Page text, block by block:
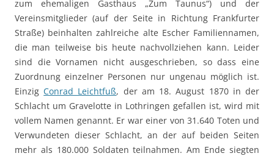
zum ehemaligen Gasthaus „Zum Taunus“) und der
Vereinsmitglieder (auf der Seite in Richtung Frankfurter
Straße) beinhalten zahlreiche alte Escher Familiennamen,
die man teilweise bis heute nachvollziehen kann. Leider
sind die Vornamen nicht ausgeschrieben, so dass eine
Zuordnung einzelner Personen nur ungenau möglich ist.
EinzigConrad Leichtfuß, der am 18. August 1870 in der
Schlacht um Gravelotte in Lothringen gefallen ist, wird mit
vollem Namen genannt. Er war einer von 31.640 Toten und
Verwundeten dieser Schlacht, an der auf beiden Seiten
mehr als 180.000 Soldaten teilnahmen. Am Ende siegten